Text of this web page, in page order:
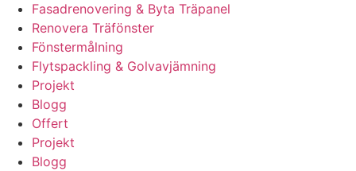
Fasadrenovering & Byta Träpanel
Renovera Träfönster
Fönstermålning
Flytspackling & Golvavjämning
Projekt
Blogg
Offert
Projekt
Blogg